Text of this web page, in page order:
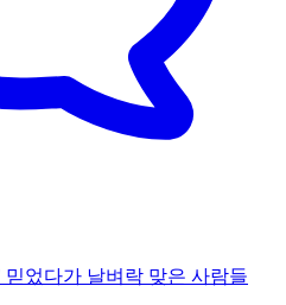
었다가 날벼락 맞은 사람들